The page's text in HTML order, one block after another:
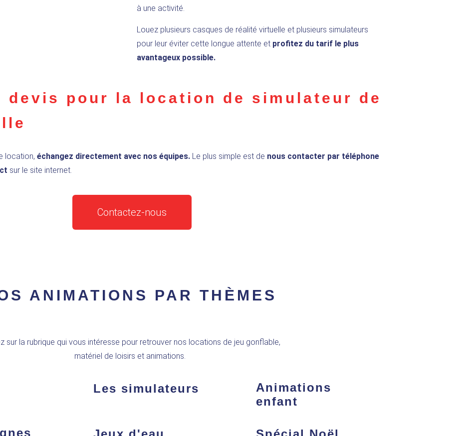
à une activité.
Louez plusieurs casques de réalité virtuelle et plusieurs simulateurs
pour leur éviter cette longue attente et profitez du tarif le plus
avantageux possible.
devis pour la location de simulateur de
location, échangez directement avec nos équipes.Le plus simple est de nous contacter par téléphone
sur le site internet.
Contactez-nous
ANIMATIONS PAR THÈMES
sur la rubrique qui vous intéresse pour retrouver nos locations de jeu gonflable,
matériel de loisirs et animations.
Les simulateurs
Animations
enfant